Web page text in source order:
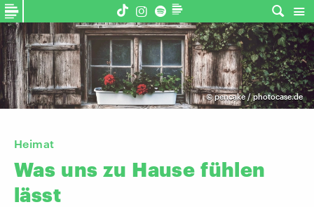
©pencake / photocase.de
Heimat
Was uns zu Hause fühlen
lässt